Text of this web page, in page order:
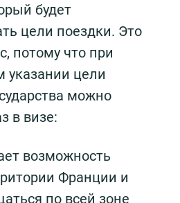
будет
цели поездки. Это
потому что при
указании цели
можно
в визе:
возможность
Франции и
по всей зоне